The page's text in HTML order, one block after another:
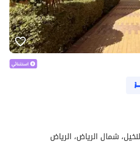
شمال الرياض، الرياض